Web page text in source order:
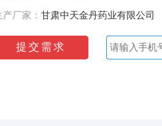
产厂家： 甘肃中天金丹药业有限公司
提交需求